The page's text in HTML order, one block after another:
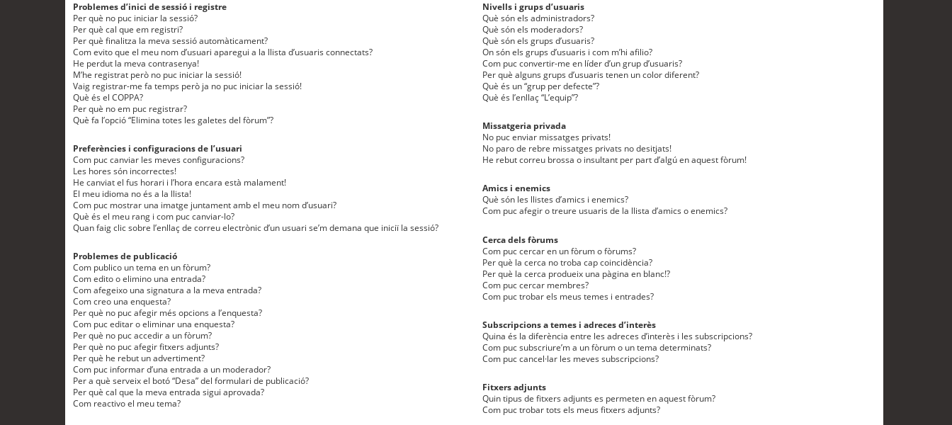
Problemes d’inici de sessió i registre
Per què no puc iniciar la sessió?
Per què cal que em registri?
Per què finalitza la meva sessió automàticament?
Com evito que el meu nom d’usuari aparegui a la llista d’usuaris connectats?
He perdut la meva contrasenya!
M’he registrat però no puc iniciar la sessió!
Vaig registrar-me fa temps però ja no puc iniciar la sessió!
Què és el COPPA?
Per què no em puc registrar?
Què fa l’opció “Elimina totes les galetes del fòrum”?
Preferències i configuracions de l’usuari
Com puc canviar les meves configuracions?
Les hores són incorrectes!
He canviat el fus horari i l’hora encara està malament!
El meu idioma no és a la llista!
Com puc mostrar una imatge juntament amb el meu nom d’usuari?
Què és el meu rang i com puc canviar-lo?
Quan faig clic sobre l’enllaç de correu electrònic d’un usuari se’m demana que iniciï la sessió?
Problemes de publicació
Com publico un tema en un fòrum?
Com edito o elimino una entrada?
Com afegeixo una signatura a la meva entrada?
Com creo una enquesta?
Per què no puc afegir més opcions a l’enquesta?
Com puc editar o eliminar una enquesta?
Per què no puc accedir a un fòrum?
Per què no puc afegir fitxers adjunts?
Per què he rebut un advertiment?
Com puc informar d’una entrada a un moderador?
Per a què serveix el botó “Desa” del formulari de publicació?
Per què cal que la meva entrada sigui aprovada?
Com reactivo el meu tema?
Nivells i grups d’usuaris
Què són els administradors?
Què són els moderadors?
Què són els grups d’usuaris?
On són els grups d’usuaris i com m’hi afilio?
Com puc convertir-me en líder d’un grup d’usuaris?
Per què alguns grups d’usuaris tenen un color diferent?
Què és un “grup per defecte”?
Què és l’enllaç “L’equip”?
Missatgeria privada
No puc enviar missatges privats!
No paro de rebre missatges privats no desitjats!
He rebut correu brossa o insultant per part d’algú en aquest fòrum!
Amics i enemics
Què són les llistes d’amics i enemics?
Com puc afegir o treure usuaris de la llista d’amics o enemics?
Cerca dels fòrums
Com puc cercar en un fòrum o fòrums?
Per què la cerca no troba cap coincidència?
Per què la cerca produeix una pàgina en blanc!?
Com puc cercar membres?
Com puc trobar els meus temes i entrades?
Subscripcions a temes i adreces d’interès
Quina és la diferència entre les adreces d’interès i les subscripcions?
Com puc subscriure’m a un fòrum o un tema determinats?
Com puc cancel·lar les meves subscripcions?
Fitxers adjunts
Quin tipus de fitxers adjunts es permeten en aquest fòrum?
Com puc trobar tots els meus fitxers adjunts?